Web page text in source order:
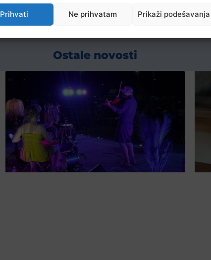
Prihvati Ne prihvatam Prikaži podešavanja
Ostale novosti